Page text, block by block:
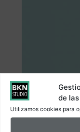
de
Utilizamos cookies para